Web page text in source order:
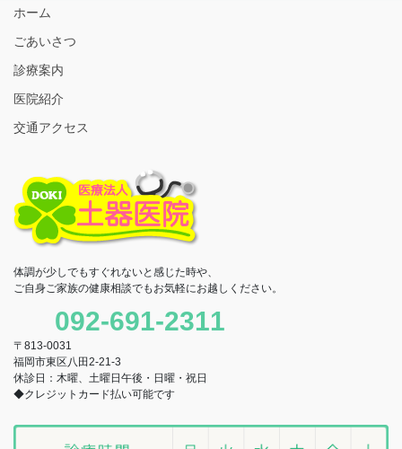
ホーム
ごあいさつ
診療案内
医院紹介
交通アクセス
体調が少しでもすぐれないと感じた時や、
ご自身ご家族の健康相談でもお気軽にお越しください。
092-691-2311
〒813-0031
福岡市東区八田2-21-3
休診日：木曜、土曜日午後・日曜・祝日
◆クレジットカード払い可能です